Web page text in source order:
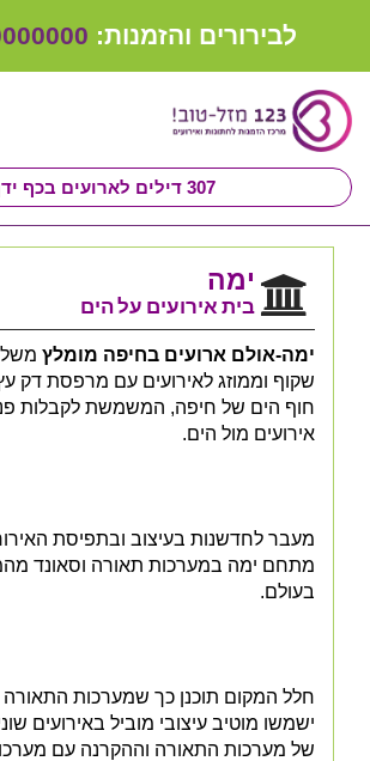
לבירורים והזמנות:
307 דילים לארועים בכף
ספקים לחתונה מומלצים
קבלו ייעוץ בחינם
טיפים לארגון ותכנון חתונה
קבוצת וואטסאפ-ספקים עונים LIVE
ימה
בית אירועים על הים
ימה-אולם ארועים בחיפה מומלץ
שקוף וממוזג לאירועים עם מרפסת דק
חוף הים של חיפה, המשמשת לקבלות
אירועים מול הים.
מעבר לחדשנות בעיצוב ובתפיסת
מתחם ימה במערכות תאורה וסאונד
בעולם.
חלל המקום תוכנן כך שמערכות התאורה
ישמשו מוטיב עיצובי מוביל באירועים
של מערכות התאורה וההקרנה עם